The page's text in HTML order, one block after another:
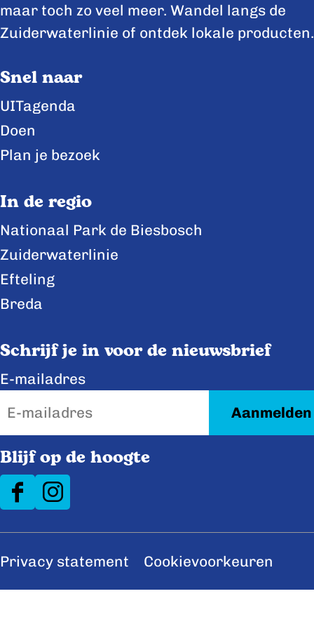
e
p
g
i
o
F
a
c
e
b
o
e
p
g
i
a
o
X
e
p
o
L
i
n
I
maar toch zo veel meer. Wandel langs de
Zuiderwaterlinie of ontdek lokale producten.
Snel naar
UITagenda
Doen
Plan je bezoek
In de regio
Nationaal Park de Biesbosch
Zuiderwaterlinie
Efteling
Breda
Schrijf je in voor de nieuwsbrief
E-mailadres
Blijf op de hoogte
F
e
b
I
t
a
Privacy statement Cookievoorkeuren